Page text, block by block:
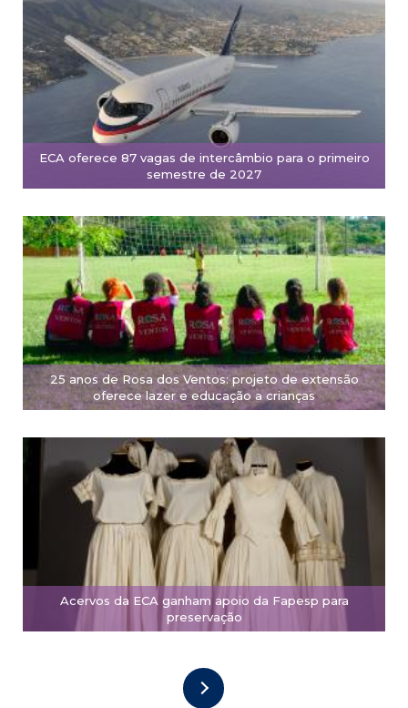
ECA oferece 87 vagas de intercâmbio para o primeiro
semestre de 2027
25 anos de Rosa dos Ventos: projeto de extensão
oferece lazer e educação a crianças
Acervos da ECA ganham apoio da Fapesp para
preservação